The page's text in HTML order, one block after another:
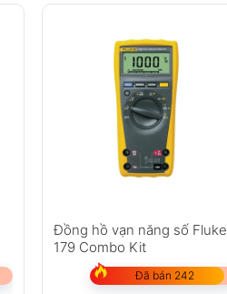
Đồng hồ vạn năng số Fluke
179 Combo Kit
Đã bán 242